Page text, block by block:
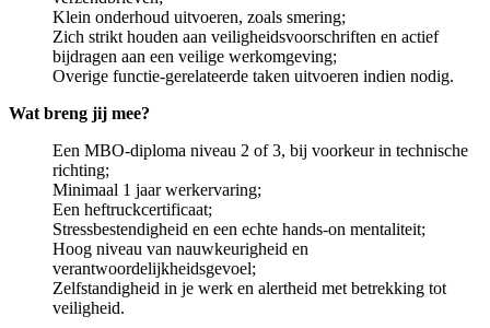
Klein onderhoud uitvoeren, zoals smering;
Zich strikt houden aan veiligheidsvoorschriften en actief
bijdragen aan een veilige werkomgeving;
Overige functie-gerelateerde taken uitvoeren indien nodig.
Wat breng jij mee?
Een MBO-diploma niveau 2 of 3, bij voorkeur in technische
richting;
Minimaal 1 jaar werkervaring;
Een heftruckcertificaat;
Stressbestendigheid en een echte hands-on mentaliteit;
Hoog niveau van nauwkeurigheid en
verantwoordelijkheidsgevoel;
Zelfstandigheid in je werk en alertheid met betrekking tot
veiligheid.